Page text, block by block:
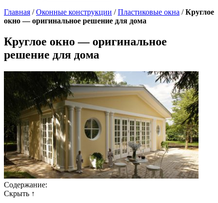
Главная /Оконные конструкции /Пластиковые окна /Круглое
окно — оригинальное решение для дома
Круглое окно — оригинальное
решение для дома
Содержание:
Скрыть ↑